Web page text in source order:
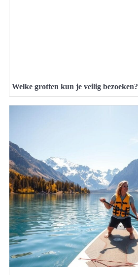
Welke grotten kun je veilig bezoeken?